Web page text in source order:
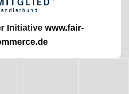
Initiative www.fair-